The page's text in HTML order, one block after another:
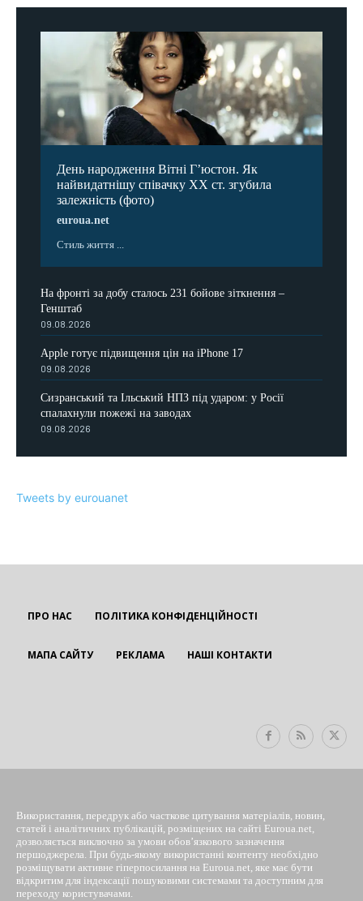
День народження Вітні Гʼюстон. Як
найвидатнішу співачку ХХ ст. згубила
залежність (фото)
euroua.net
Стиль життя ...
На фронті за добу сталось 231 бойове зіткнення –
Генштаб
09.08.2026
Apple готує підвищення цін на iPhone 17
09.08.2026
Сизранський та Ільський НПЗ під ударом: у Росії
спалахнули пожежі на заводах
09.08.2026
Tweets by eurouanet
ПРО НАС ПОЛІТИКА КОНФІДЕНЦІЙНОСТІ
МАПА САЙТУ РЕКЛАМА НАШІ КОНТАКТИ
Використання, передрук або часткове цитування матеріалів, новин,
статей і аналітичних публікацій, розміщених на сайті Euroua.net,
дозволяється виключно за умови обов’язкового зазначення
першоджерела. При будь-якому використанні контенту необхідно
розміщувати активне гіперпосилання на Euroua.net, яке має бути
відкритим для індексації пошуковими системами та доступним для
переходу користувачами.